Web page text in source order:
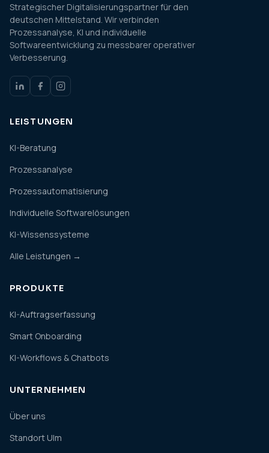
Strategischer Digitalisierungspartner für den
deutschen Mittelstand. Wir verbinden
Prozessanalyse, KI und individuelle
Softwareentwicklung zu messbarer operativer
Verbesserung.
LEISTUNGEN
KI-Beratung
Prozessanalyse
Prozessautomatisierung
Individuelle Softwarelösungen
KI-Wissenssysteme
Alle Leistungen →
PRODUKTE
KI-Auftragserfassung
Smart Onboarding
KI-Workflows & Chatbots
UNTERNEHMEN
Über uns
Standort Ulm